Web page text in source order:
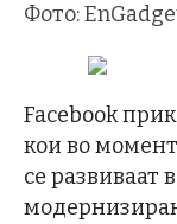
Фото:
Facebook
кои во
се развиваат